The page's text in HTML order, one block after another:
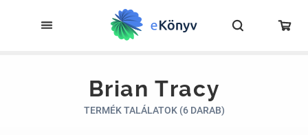
Brian Tracy
TERMÉK TALÁLATOK (6 DARAB)